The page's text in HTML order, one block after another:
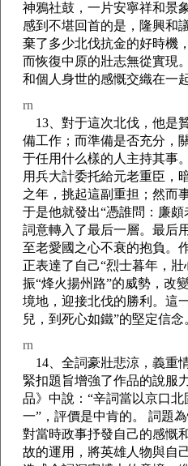
神鴉社鼓，一片安寧祥和景
感到不堪回首的是，隆興和
棄了多少北伐抗金的好時機
而恢復中原的壯志無從實現
和個人身世的感慨交織在一起
rn
13、對于這次北伐，他是
備工作；而準備是否充分，
于任用什么樣的人主持其事
用兵大計委托給元老重臣，
之年，挑起這副重担；然而
于是他就發出“憑誰問：廉頗
詞意轉入了最后一層。最后
至老愛國之心不衰的抱負。
正表達了自己“烈士暮年，
振“烽火揚州路”的威勢，改
境地，迎接北伐的勝利。這
兒，到死心如鐵”的堅定信念
rn
14、全詞豪壯悲涼，義重
緊扣題旨增強了作品的說服
品》中說：“辛詞當以京口
一”，評價是中肯的。 詞題
對當時政事抒發自己的感慨
故的運用，將英雄人物與自